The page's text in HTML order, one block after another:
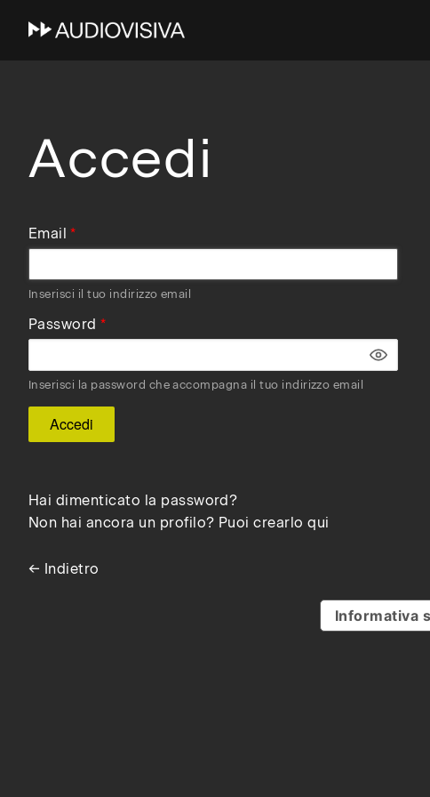
Skip
Accedi
Email
Inserisci il tuo indirizzo email
Password
Inserisci la password che accompagna il tuo indirizzo email
Hai dimenticato la password?
Non hai ancora un profilo? Puoi crearlo qui
← Indietro
Informativa